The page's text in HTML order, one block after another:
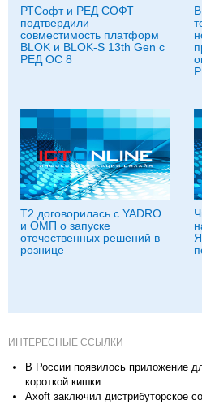
РТСофт и РЕД СОФТ
подтвердили
совместимость платформ
BLOK и BLOK-S 13th Gen с
РЕД ОС 8
T2 договорилась с YADRO
и ОМП о запуске
отечественных решений в
рознице
ИНТЕРЕСНЫЕ ССЫЛКИ
В России появилось приложение
короткой кишки
Axoft заключил дистрибуторское